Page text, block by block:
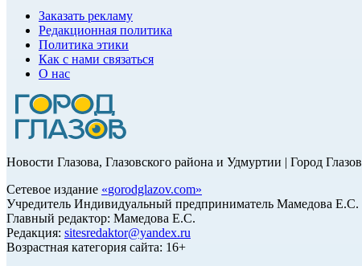
Заказать рекламу
Редакционная политика
Политика этики
Как с нами связаться
О нас
Новости Глазова, Глазовского района и Удмуртии | Город Глазов
Сетевое издание «gorodglazov.com»
Учредитель Индивидуальный предприниматель Мамедова Е.С.
Главный редактор: Мамедова Е.С.
Редакция: sitesredaktor@yandex.ru
Возрастная категория сайта: 16+